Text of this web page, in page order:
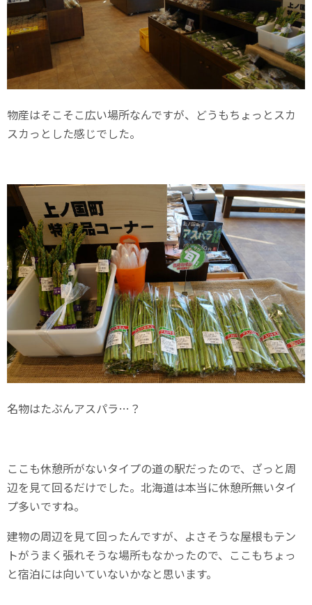
物産はそこそこ広い場所なんですが、どうもちょっとスカ
スカっとした感じでした。
名物はたぶんアスパラ…？
ここも休憩所がないタイプの道の駅だったので、ざっと周
辺を見て回るだけでした。北海道は本当に休憩所無いタイ
プ多いですね。
建物の周辺を見て回ったんですが、よさそうな屋根もテン
トがうまく張れそうな場所もなかったので、ここもちょっ
と宿泊には向いていないかなと思います。